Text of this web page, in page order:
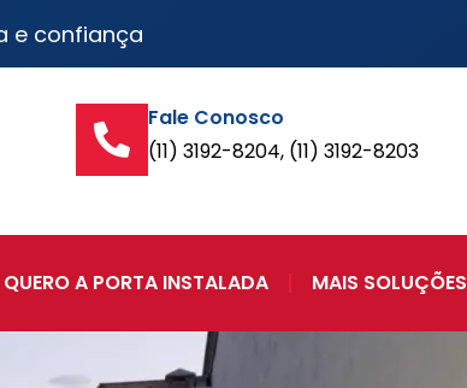
e confiança
Fale Conosco
(11) 3192-8204, (11) 3192-8203
QUERO A PORTA INSTALADA MAIS SOLUÇÕES